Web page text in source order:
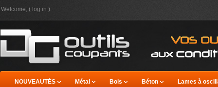
NOUVEAUTÉS Métal Bois Béton Lames à
Welcome, ( log in )